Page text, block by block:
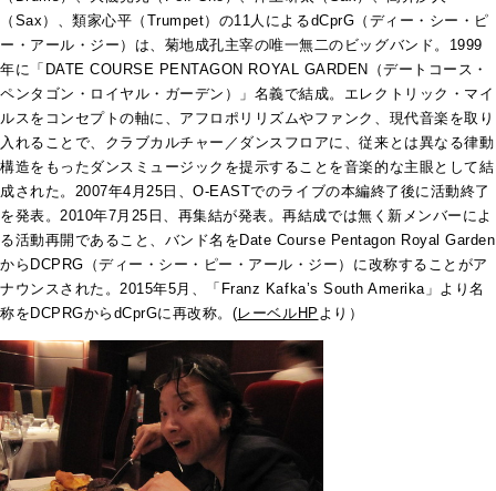
（Sax）、類家心平（Trumpet）の11人によるdCprG（ディー・シー・ピ
ー・アール・ジー）は、菊地成孔主宰の唯一無二のビッグバンド。1999
年に「DATE COURSE PENTAGON ROYAL GARDEN（デートコース・
ペンタゴン・ロイヤル・ガーデン）」名義で結成。エレクトリック・マイ
ルスをコンセプトの軸に、アフロポリリズムやファンク、現代音楽を取り
入れることで、クラブカルチャー／ダンスフロアに、従来とは異なる律動
構造をもったダンスミュージックを提示することを音楽的な主眼として結
成された。2007年4月25日、O-EASTでのライブの本編終了後に活動終了
を発表。2010年7月25日、再集結が発表。再結成では無く新メンバーによ
る活動再開であること、バンド名をDate Course Pentagon Royal Garden
からDCPRG（ディー・シー・ピー・アール・ジー）に改称することがア
ナウンスされた。2015年5月、「Franz Kafka’s South Amerika」より名
称をDCPRGからdCprGに再改称。 (レーベルHP より）